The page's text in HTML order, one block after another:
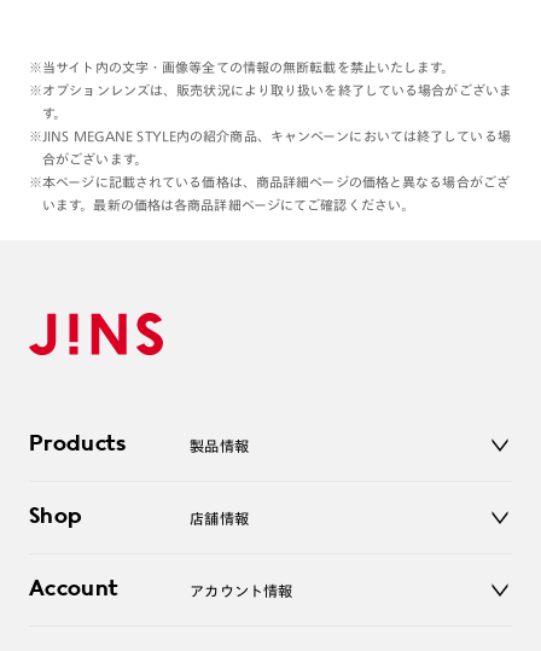
※当サイト内の文字・画像等全ての情報の無断転載を禁止いたします。
※オプションレンズは、販売状況により取り扱いを終了している場合がございま
す。
※JINS MEGANE STYLE内の紹介商品、キャンペーンにおいては終了している場
合がございます。
※本ページに記載されている価格は、商品詳細ページの価格と異なる場合がござ
います。最新の価格は各商品詳細ページにてご確認ください。
Products 製品情報
サングラス
コンタクトレンズ
Shop 店舗情報
オンラインショップ
Account アカウント情報